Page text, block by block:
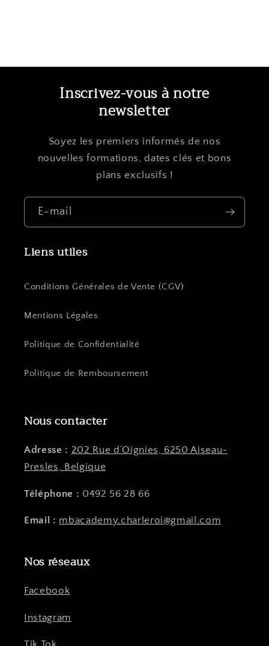
Inscrivez-vous à notre
newsletter
Soyez les premiers informés de nos
nouvelles formations, dates clés et bons
plans exclusifs !
E-mail
Liens utiles
Conditions Générales de Vente (CGV)
Mentions Légales
Politique de Confidentialité
Politique de Remboursement
Nous contacter
Adresse : 202 Rue d’Oignies, 6250 Aiseau-
Presles, Belgique
Téléphone : 0492 56 28 66
Email : mbacademy.charleroi@gmail.com
Nos réseaux
Facebook
Instagram